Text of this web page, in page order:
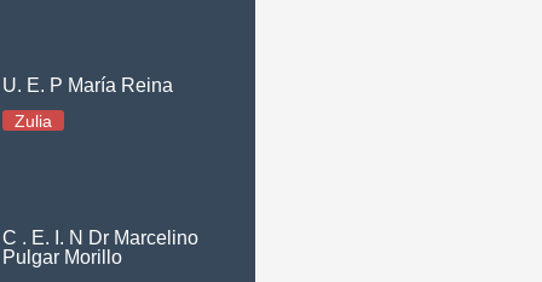
U. E. P María Reina
Zulia
C . E. I. N Dr Marcelino
Pulgar Morillo